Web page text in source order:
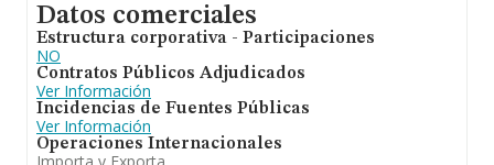
Datos comerciales
Estructura corporativa - Participaciones
NO
Contratos Públicos Adjudicados
Ver Información
Incidencias de Fuentes Públicas
Ver Información
Operaciones Internacionales